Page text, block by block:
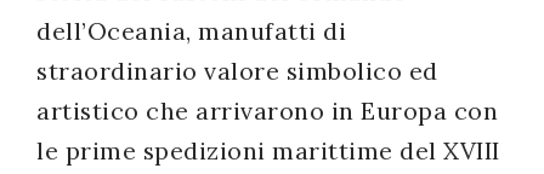
dell’Oceania, manufatti di
straordinario valore simbolico ed
artistico che arrivarono in Europa con
le prime spedizioni marittime del XVIII